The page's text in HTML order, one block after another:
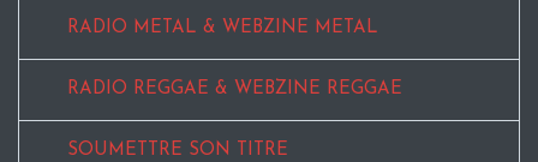
RADIO METAL & WEBZINE METAL
RADIO REGGAE & WEBZINE REGGAE
SOUMETTRE SON TITRE